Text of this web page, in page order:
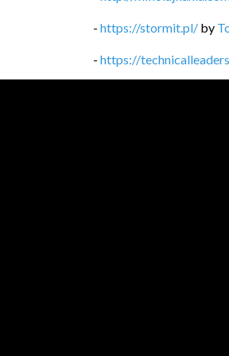
- https://stormit.pl/ by
- https://